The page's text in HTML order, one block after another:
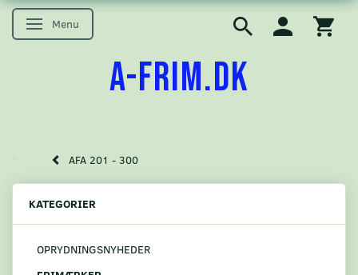
Skifte navigation
Menu
A-FRIM.DK
AFA 201 - 300
KATEGORIER
OPRYDNINGSNYHEDER